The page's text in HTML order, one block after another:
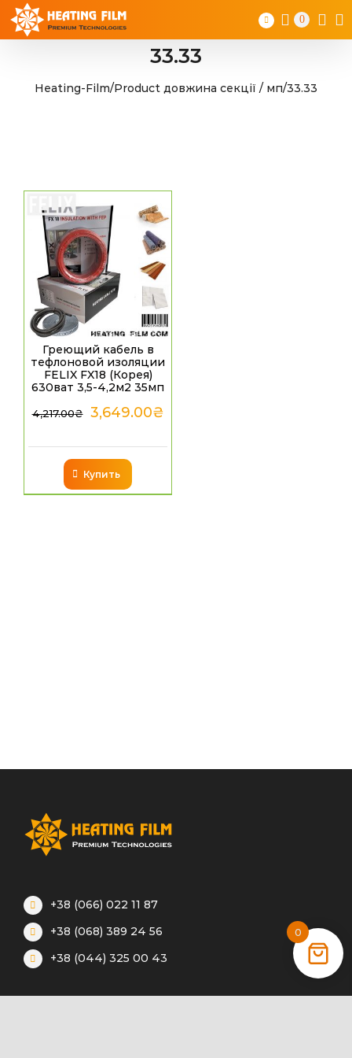
Skip
0
33.33
Heating-Film/Product довжина секції / мп/33.33
Греющий кабель в
тефлоновой изоляции
FELIX FX18 (Корея)
630ват 3,5-4,2м2 35мп
4,217.00₴ 3,649.00₴
Купить
+38 (066) 022 11 87
+38 (068) 389 24 56
+38 (044) 325 00 43
0